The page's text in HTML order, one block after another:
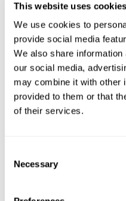
This website uses cookies
We use cookies to
provide social media
We also share
our social media,
may combine it with other
provided to them or that
of their services.
Selection
Necessary
präsentierten Daten ist
Food and Drug Administration
Arzneimittelagentur (EMA)
betrachten oder betrachten
Die Dienste bezwecken nicht,
zu behandeln, zu heilen oder
keine Verantwortung über die
Verfügbarkeit, Effizienz oder
Die Nutzung der Dienste kann